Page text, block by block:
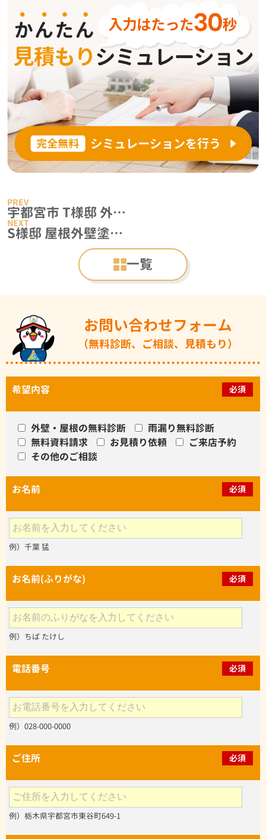
宇都宮市 T様邸 外壁屋根事例
一覧
S様邸 屋根外壁塗装事例
お問い合わせフォーム
（無料診断、ご相談、見積もり）
希望内容 必須
外壁・屋根の無料診断
雨漏り無料診断
無料資料請求
お見積り依頼
ご来店予約
その他のご相談
お名前 必須
例）千葉 猛
お名前(ふりがな) 必須
例）ちば たけし
電話番号 必須
例）028-000-0000
ご住所 必須
例）栃木県宇都宮市東谷町649-1